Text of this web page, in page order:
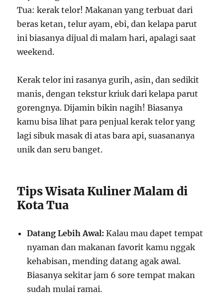
Tua: kerak telor! Makanan yang terbuat dari
beras ketan, telur ayam, ebi, dan kelapa parut
ini biasanya dijual di malam hari, apalagi saat
weekend.
Kerak telor ini rasanya gurih, asin, dan sedikit
manis, dengan tekstur kriuk dari kelapa parut
gorengnya. Dijamin bikin nagih! Biasanya
kamu bisa lihat para penjual kerak telor yang
lagi sibuk masak di atas bara api, suasananya
unik dan seru banget.
Tips Wisata Kuliner Malam di
Kota Tua
Datang Lebih Awal: Kalau mau dapet tempat
nyaman dan makanan favorit kamu nggak
kehabisan, mending datang agak awal.
Biasanya sekitar jam 6 sore tempat makan
sudah mulai ramai.